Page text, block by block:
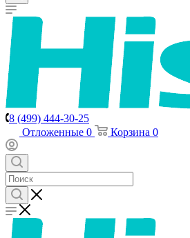
8 (499) 444-30-25
Отложенные 0 Корзина 0